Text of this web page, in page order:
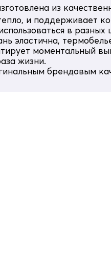
из
и поддерживает
в
эластична,
моментальный
жизни.
брендовым